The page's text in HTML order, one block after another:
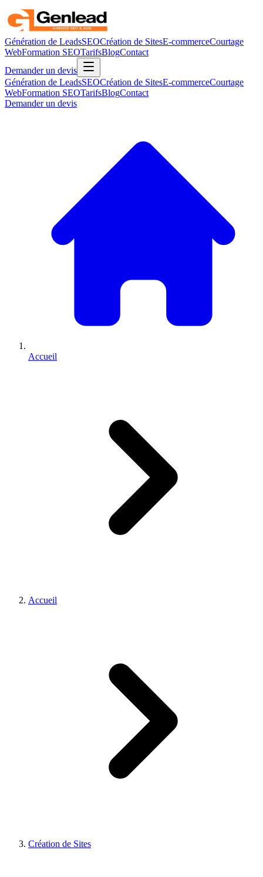
Génération de LeadsSEOCréation de SitesE-commerceCourtage
WebFormation SEOTarifsBlogContact
Demander un devis
Génération de LeadsSEOCréation de SitesE-commerceCourtage
WebFormation SEOTarifsBlogContact
Demander un devis
Accueil
Accueil
Création de Sites